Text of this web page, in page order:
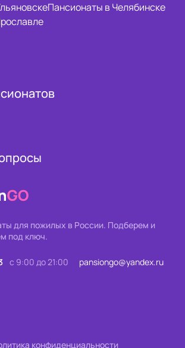
Пансионаты в Челябинске
для пожилых в России. Подберем и
под ключ.
с 9:00 до 21:00 pansiongo@yandex.ru
конфиденциальности